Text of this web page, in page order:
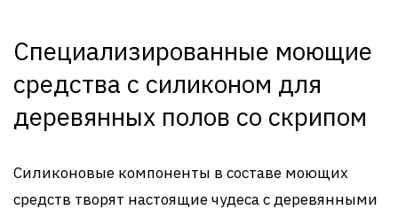
Специализированные моющие
средства с силиконом для
деревянных полов со скрипом
Силиконовые компоненты в составе моющих
средств творят настоящие чудеса с деревянными